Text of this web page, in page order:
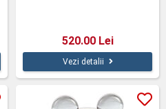
520.00 Lei
Vezi detalii